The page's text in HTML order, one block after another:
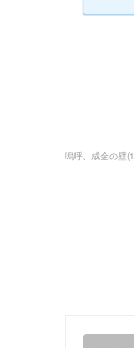
嗚呼、成金の壁(1